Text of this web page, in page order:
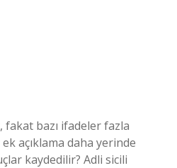
fakat bazı ifadeler fazla
açıklama daha yerinde
kaydedilir? Adli sicili